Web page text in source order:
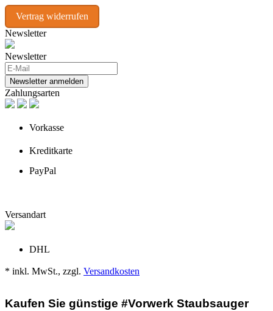
Vertrag widerrufen
Newsletter
Newsletter
Newsletter anmelden
Zahlungsarten
Vorkasse
Kreditkarte
PayPal
Versandart
DHL
* inkl. MwSt., zzgl. Versandkosten
Kaufen Sie günstige #Vorwerk Staubsauger